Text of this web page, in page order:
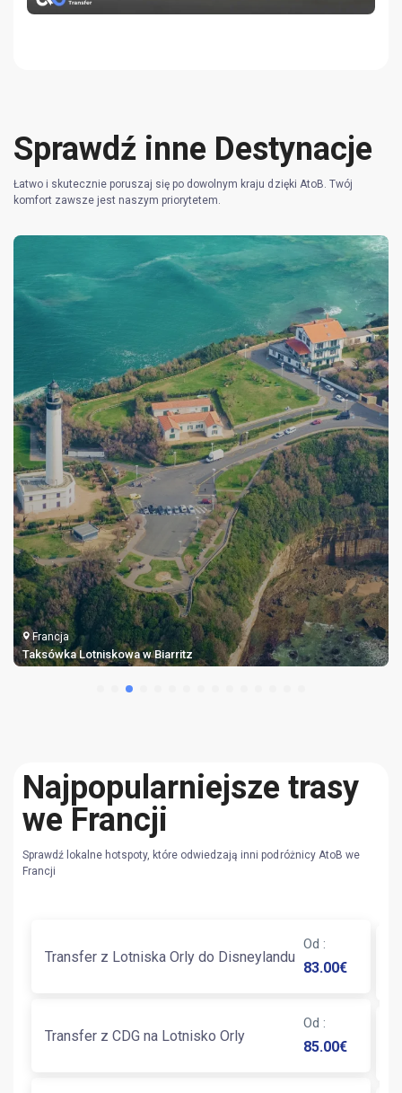
Sprawdź inne Destynacje
Łatwo i skutecznie poruszaj się po dowolnym kraju dzięki AtoB. Twój
komfort zawsze jest naszym priorytetem.
Francja
Taksówka Lotniskowa w Biarritz
Najpopularniejsze trasy
we Francji
Sprawdź lokalne hotspoty, które odwiedzają inni podróżnicy AtoB we
Francji
Transfer z Lotniska Orly do Disneylandu
Od :
83.00€
Transfer z CDG na Lotnisko Orly
Od :
85.00€